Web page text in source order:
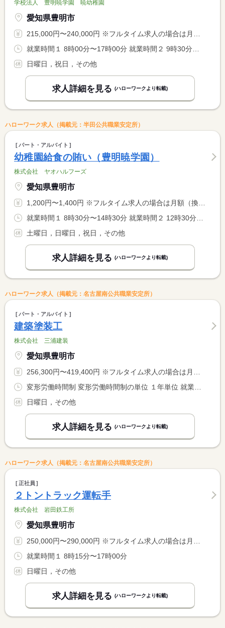
学校法人 豊明暁学園 暁幼稚園
愛知県豊明市
215,000円〜240,000円 ※フルタイム求人の場合は月額（換算額）、パート求人の場合は時間額を表示しています。
日曜日，祝日，その他
求人詳細を見る (ハローワークより転載)
ハローワーク求人（掲載元：半田公共職業安定所）
パート・アルバイト
幼稚園給食の賄い（豊明暁学園）
株式会社 ヤオハルフーズ
愛知県豊明市
1,200円〜1,400円 ※フルタイム求人の場合は月額（換算額）、パート求人の場合は時間額を表示しています。
土曜日，日曜日，祝日，その他
求人詳細を見る (ハローワークより転載)
ハローワーク求人（掲載元：名古屋南公共職業安定所）
パート・アルバイト
建築塗装工
株式会社 三浦建装
愛知県豊明市
256,300円〜419,400円 ※フルタイム求人の場合は月額（換算額）、パート求人の場合は時間額を表示しています。
日曜日，その他
求人詳細を見る (ハローワークより転載)
ハローワーク求人（掲載元：名古屋南公共職業安定所）
正社員
２トントラック運転手
株式会社 岩田鉄工所
愛知県豊明市
250,000円〜290,000円 ※フルタイム求人の場合は月額（換算額）、パート求人の場合は時間額を表示しています。
就業時間１ 8時15分〜17時00分
日曜日，その他
求人詳細を見る (ハローワークより転載)